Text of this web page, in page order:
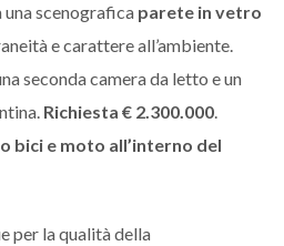
scenografica parete in vetro
e carattere all’ambiente.
seconda camera da letto e un
Richiesta € 2.300.000.
bici e moto all’interno del
per la qualità della